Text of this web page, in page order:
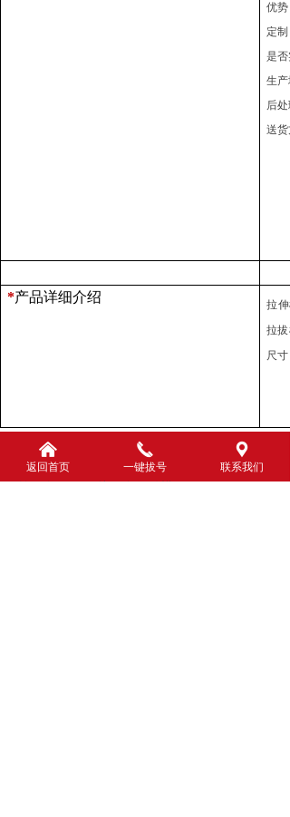
前一个： 钨钢挤压金属粉模
优势
定制
是否
生产
后
送
*产品详细介绍
拉
拉
尺
낀
返回首页
끅
一键拔号
끇
联系我们